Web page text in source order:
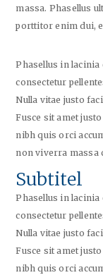
massa. Phasellus
porttitor enim dui,
Phasellus in lacinia
consectetur
Nulla vitae justo
Fusce sit amet
nibh quis orci
non viverra massa
Subtitel
Phasellus in lacinia
consectetur
Nulla vitae justo
Fusce sit amet
nibh quis orci